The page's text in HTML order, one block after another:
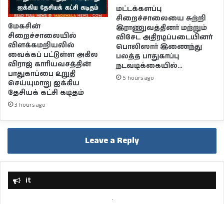
மேகசின்
சிறைச்சாலையில்
விளக்கமறியலில்
வைக்கப் பட்டுள்ள அகில
விராஜ் காரியவசத்தின்
பாதுகாப்பை உறுதி
செய்யுமாறு ஐக்கிய
தேசியக் கட்சி கடிதம்
3 hours ago
மட்டக்களப்பு
சிறைச்சாலையை சுற்றி
இராணுவத்தினர் மற்றும்
விசேட அதிரடிப்படையினர்
பொலிஸார் இணைந்து
பலத்த பாதுகாப்பு
நடவடிக்கையில்…
5 hours ago
Leave a Reply
it